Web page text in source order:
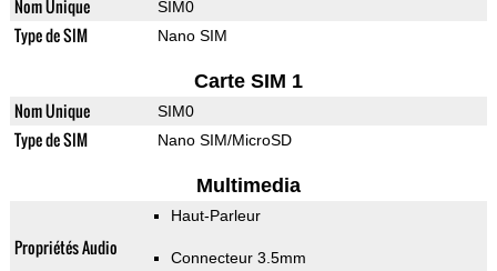
Nom Unique SIM0
Type de SIM Nano SIM
Carte SIM 1
Nom Unique SIM0
Type de SIM Nano SIM/MicroSD
Multimedia
Propriétés Audio
Haut-Parleur
Connecteur 3.5mm